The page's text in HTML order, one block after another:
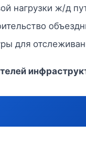
нагрузки ж/д
для